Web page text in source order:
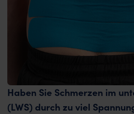
Haben Sie Schmerzen im
(LWS) durch zu viel